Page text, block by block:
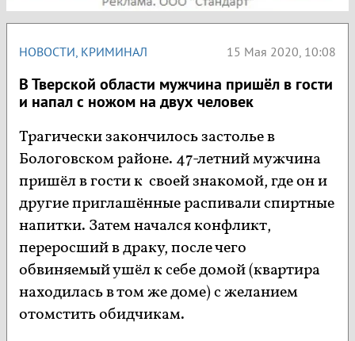
НОВОСТИ, КРИМИНАЛ 15 Мая 2020, 10:08
В Тверской области мужчина пришёл в гости
и напал с ножом на двух человек
Трагически закончилось застолье в
Бологовском районе. 47-летний мужчина
пришёл в гости к своей знакомой, где он и
другие приглашённые распивали спиртные
напитки. Затем начался конфликт,
переросший в драку, после чего
обвиняемый ушёл к себе домой (квартира
находилась в том же доме) с желанием
отомстить обидчикам.